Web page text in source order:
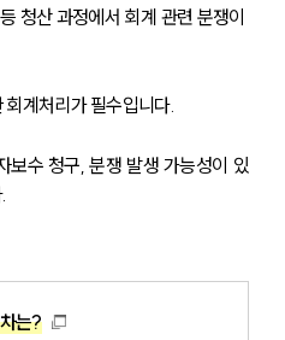
청산 과정에서 회계 관련 분쟁이
계처리가 필수입니다.
보수 청구, 분쟁 발생 가능성이 있
는?